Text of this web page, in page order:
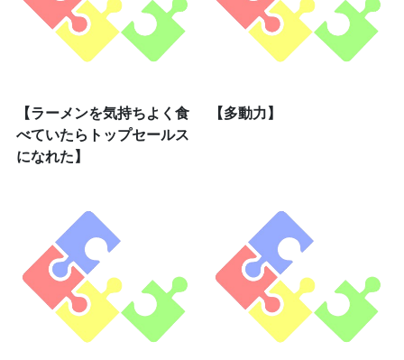
【ラーメンを気持ちよく食
べていたらトップセールス
になれた】
【多動力】